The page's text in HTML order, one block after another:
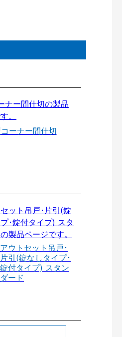
ーナー間仕切
アウトセット吊戸･
片引(錠なしタイプ･
錠付タイプ) スタン
ダード